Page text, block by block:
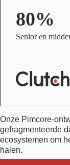
80%
Senior en
Onze Pimcore-
gefragmenteerde
ecosystemen om
halen.